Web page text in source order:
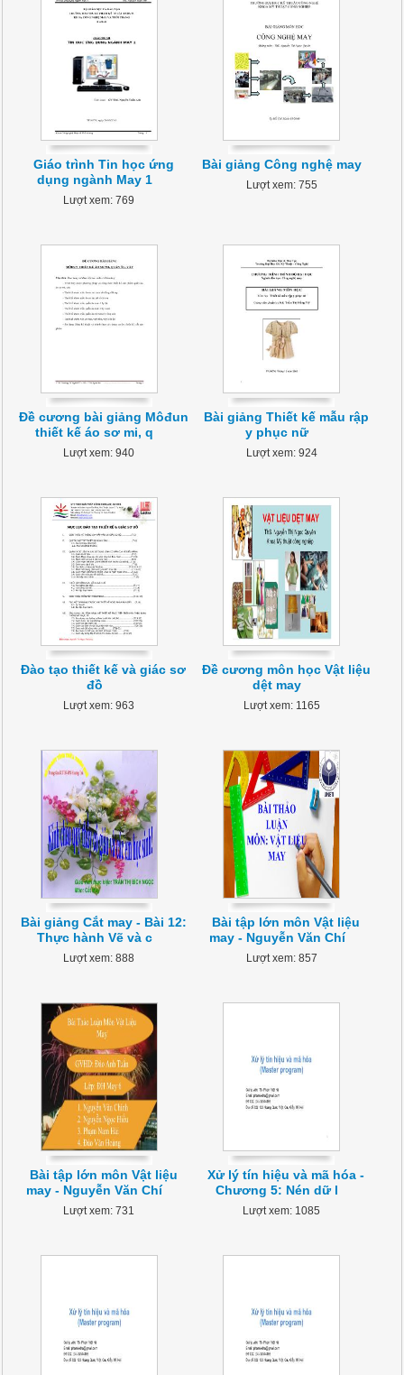
Giáo trình Tin học ứng
dụng ngành May 1
Lượt xem: 769
Bài giảng Công nghệ may
Lượt xem: 755
Đề cương bài giảng Môđun
thiết kế áo sơ mi, q
Lượt xem: 940
Bài giảng Thiết kế mẫu rập
y phục nữ
Lượt xem: 924
Đào tạo thiết kế và giác sơ
đồ
Lượt xem: 963
Đề cương môn học Vật liệu
dệt may
Lượt xem: 1165
Bài giảng Cắt may - Bài 12:
Thực hành Vẽ và c
Lượt xem: 888
Bài tập lớn môn Vật liệu
may - Nguyễn Văn Chí
Lượt xem: 857
Bài tập lớn môn Vật liệu
may - Nguyễn Văn Chí
Lượt xem: 731
Xử lý tín hiệu và mã hóa -
Chương 5: Nén dữ l
Lượt xem: 1085